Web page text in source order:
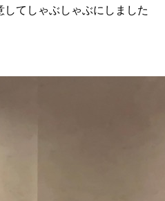
てしゃぶしゃぶにしました